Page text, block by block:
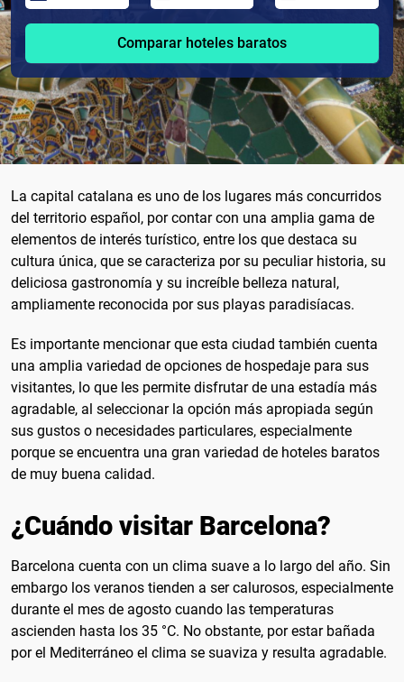
Comparar hoteles baratos
La capital catalana es uno de los lugares más concurridos
del territorio español, por contar con una amplia gama de
elementos de interés turístico, entre los que destaca su
cultura única, que se caracteriza por su peculiar historia, su
deliciosa gastronomía y su increíble belleza natural,
ampliamente reconocida por sus playas paradisíacas.
Es importante mencionar que esta ciudad también cuenta
una amplia variedad de opciones de hospedaje para sus
visitantes, lo que les permite disfrutar de una estadía más
agradable, al seleccionar la opción más apropiada según
sus gustos o necesidades particulares, especialmente
porque se encuentra una gran variedad de hoteles baratos
de muy buena calidad.
¿Cuándo visitar Barcelona?
Barcelona cuenta con un clima suave a lo largo del año. Sin
embargo los veranos tienden a ser calurosos, especialmente
durante el mes de agosto cuando las temperaturas
ascienden hasta los 35 °C. No obstante, por estar bañada
por el Mediterráneo el clima se suaviza y resulta agradable.